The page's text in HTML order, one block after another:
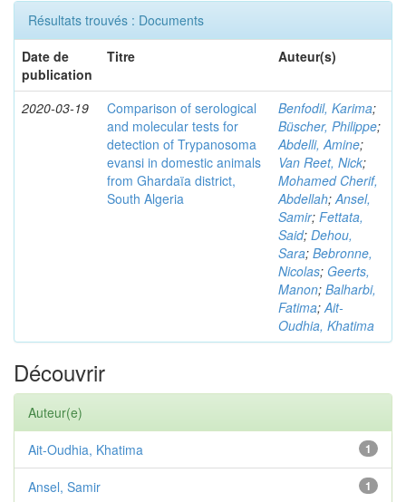
Résultats trouvés : Documents
Date de
publication
Titre Auteur(s)
2020-03-19
Comparison of serological
and molecular tests for
detection of Trypanosoma
evansi in domestic animals
from Ghardaïa district,
South Algeria
Benfodil, Karima;
Büscher, Philippe;
Abdelli, Amine;
Van Reet, Nick;
Mohamed Cherif,
Abdellah;Ansel,
Samir; Fettata,
Said; Dehou,
Sara; Bebronne,
Nicolas; Geerts,
Manon; Balharbi,
Fatima;Ait-
Oudhia, Khatima
Découvrir
Auteur(e)
1
Ait-Oudhia, Khatima
1
Ansel, Samir